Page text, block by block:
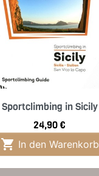
Vorschau
Sportclimbing in Sicily
Preis
24,90 €
 In den Warenkorb